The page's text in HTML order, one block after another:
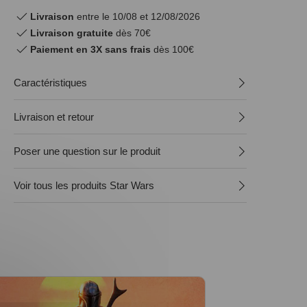
Livraison entre le 10/08 et 12/08/2026
Livraison gratuite dès 70€
Paiement en 3X sans frais dès 100€
Caractéristiques
Livraison et retour
Poser une question sur le produit
Voir tous les produits Star Wars